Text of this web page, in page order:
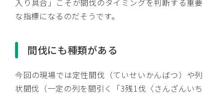
入り具合」こそが間伐のタイミングを判断する重要
な指標になるのだそうです。
間伐にも種類がある
今回の現場では定性間伐（ていせいかんばつ）や列
状間伐（一定の列を間引く「3残1伐〈さんざんいち